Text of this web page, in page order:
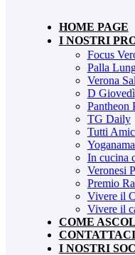
HOME PAGE
I NOSTRI
Focus
Palla
Verona
D Giovedì
Pantheon
TG Daily
Tutti
In cucina
Veronesi
Premio
Vivere il
Vivere il
COME
CONTATTACI
I NOSTRI